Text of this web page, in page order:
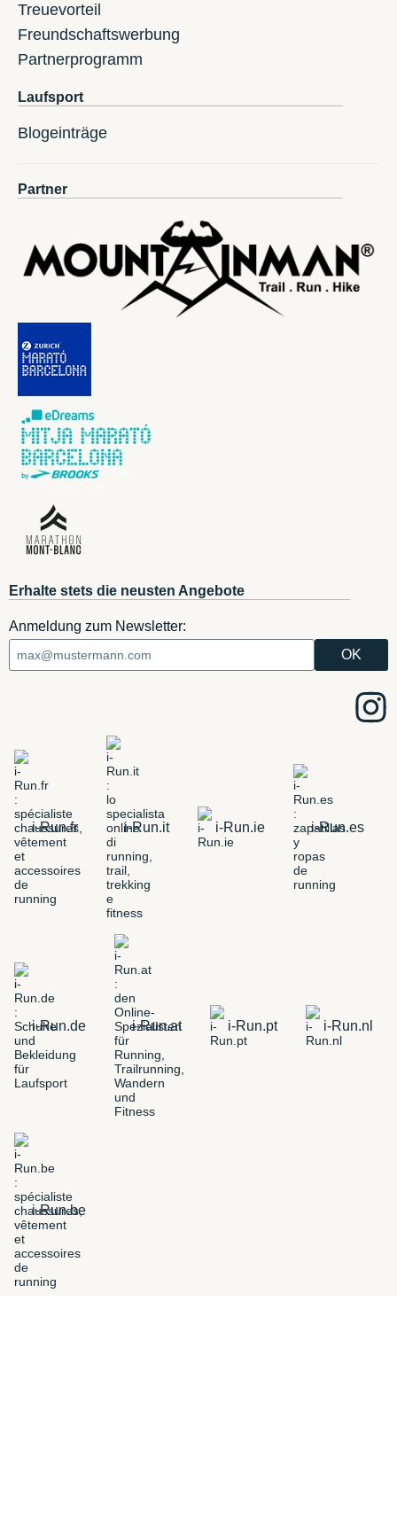
Treuevorteil
Freundschaftswerbung
Partnerprogramm
Laufsport
Blogeinträge
Partner
Erhalte stets die neusten Angebote
Anmeldung zum Newsletter:
i-Run.fr i-Run.it i-Run.ie i-Run.es
i-Run.de i-Run.at i-Run.pt i-Run.nl
i-Run.be